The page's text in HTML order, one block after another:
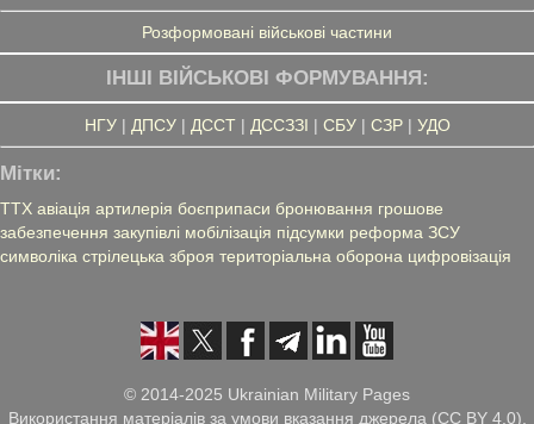
Розформовані військові частини
ІНШІ ВІЙСЬКОВІ ФОРМУВАННЯ:
НГУ| ДПСУ| ДССТ| ДССЗЗІ | СБУ| СЗР| УДО
Мітки:
ТТХ авіація артилерія боєприпаси бронювання грошове
забезпечення закупівлі мобілізація підсумки реформа ЗСУ
символіка стрілецька зброя територіальна оборона цифровізація
© 2014-2025 Ukrainian Military Pages
Використання матеріалів за умови вказання джерела (CC BY 4.0),